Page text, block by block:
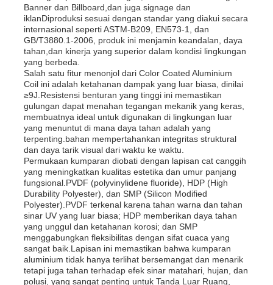
Rumah
Banner dan Billboard,dan juga signage dan
iklanDiproduksi sesuai dengan standar yang diakui secara
internasional seperti ASTM-B209, EN573-1, dan
GB/T3880.1-2006, produk ini menjamin keandalan, daya
tahan,dan kinerja yang superior dalam kondisi lingkungan
yang berbeda.
Salah satu fitur menonjol dari Color Coated Aluminium
Coil ini adalah ketahanan dampak yang luar biasa, dinilai
≥9J.Resistensi benturan yang tinggi ini memastikan
gulungan dapat menahan tegangan mekanik yang keras,
membuatnya ideal untuk digunakan di lingkungan luar
yang menuntut di mana daya tahan adalah yang
terpenting.bahan mempertahankan integritas struktural
dan daya tarik visual dari waktu ke waktu.
Permukaan kumparan diobati dengan lapisan cat canggih
yang meningkatkan kualitas estetika dan umur panjang
fungsional.PVDF (polyvinylidene fluoride), HDP (High
Durability Polyester), dan SMP (Silicon Modified
Polyester).PVDF terkenal karena tahan warna dan tahan
sinar UV yang luar biasa; HDP memberikan daya tahan
yang unggul dan ketahanan korosi; dan SMP
menggabungkan fleksibilitas dengan sifat cuaca yang
sangat baik.Lapisan ini memastikan bahwa kumparan
aluminium tidak hanya terlihat bersemangat dan menarik
tetapi juga tahan terhadap efek sinar matahari, hujan, dan
polusi, yang sangat penting untuk Tanda Luar Ruang,